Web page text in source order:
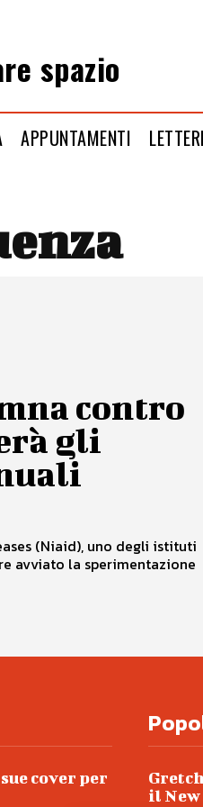
spazio
APPUNTAMENTI
contro
gli
(Niaid), uno degli istituti
avviato la sperimentazione
cover per
il